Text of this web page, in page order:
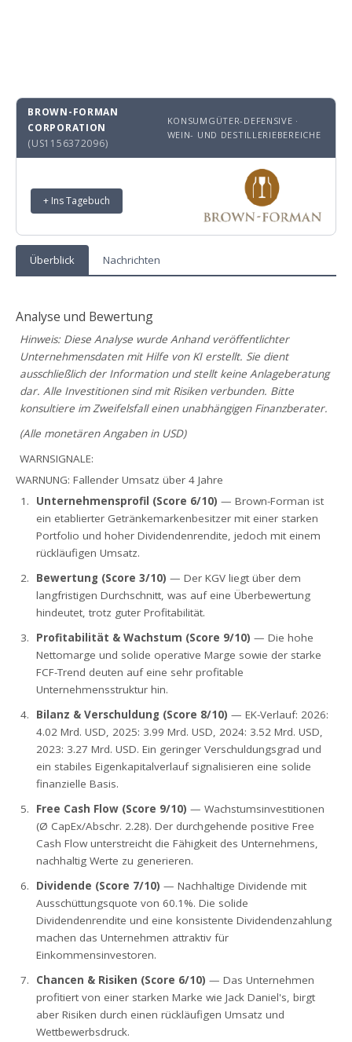
BROWN-FORMAN
CORPORATION
(US1156372096)
KONSUMGÜTER-DEFENSIVE ·
WEIN- UND DESTILLERIEBEREICHE
+ Ins Tagebuch
Überblick Nachrichten
Analyse und Bewertung
Hinweis: Diese Analyse wurde Anhand veröffentlichter
Unternehmensdaten mit Hilfe von KI erstellt. Sie dient
ausschließlich der Information und stellt keine Anlageberatung
dar. Alle Investitionen sind mit Risiken verbunden. Bitte
konsultiere im Zweifelsfall einen unabhängigen Finanzberater.
(Alle monetären Angaben in USD)
WARNSIGNALE:
WARNUNG: Fallender Umsatz über 4 Jahre
Unternehmensprofil (Score 6/10) — Brown-Forman ist
ein etablierter Getränkemarkenbesitzer mit einer starken
Portfolio und hoher Dividendenrendite, jedoch mit einem
rückläufigen Umsatz.
Bewertung (Score 3/10) — Der KGV liegt über dem
langfristigen Durchschnitt, was auf eine Überbewertung
hindeutet, trotz guter Profitabilität.
Profitabilität & Wachstum (Score 9/10) — Die hohe
Nettomarge und solide operative Marge sowie der starke
FCF-Trend deuten auf eine sehr profitable
Unternehmensstruktur hin.
Bilanz & Verschuldung (Score 8/10) — EK-Verlauf: 2026:
4.02 Mrd. USD, 2025: 3.99 Mrd. USD, 2024: 3.52 Mrd. USD,
2023: 3.27 Mrd. USD. Ein geringer Verschuldungsgrad und
ein stabiles Eigenkapitalverlauf signalisieren eine solide
finanzielle Basis.
Free Cash Flow (Score 9/10) — Wachstumsinvestitionen
(Ø CapEx/Abschr. 2.28). Der durchgehende positive Free
Cash Flow unterstreicht die Fähigkeit des Unternehmens,
nachhaltig Werte zu generieren.
Dividende (Score 7/10) — Nachhaltige Dividende mit
Ausschüttungsquote von 60.1%. Die solide
Dividendenrendite und eine konsistente Dividendenzahlung
machen das Unternehmen attraktiv für
Einkommensinvestoren.
Chancen & Risiken (Score 6/10) — Das Unternehmen
profitiert von einer starken Marke wie Jack Daniel's, birgt
aber Risiken durch einen rückläufigen Umsatz und
Wettbewerbsdruck.